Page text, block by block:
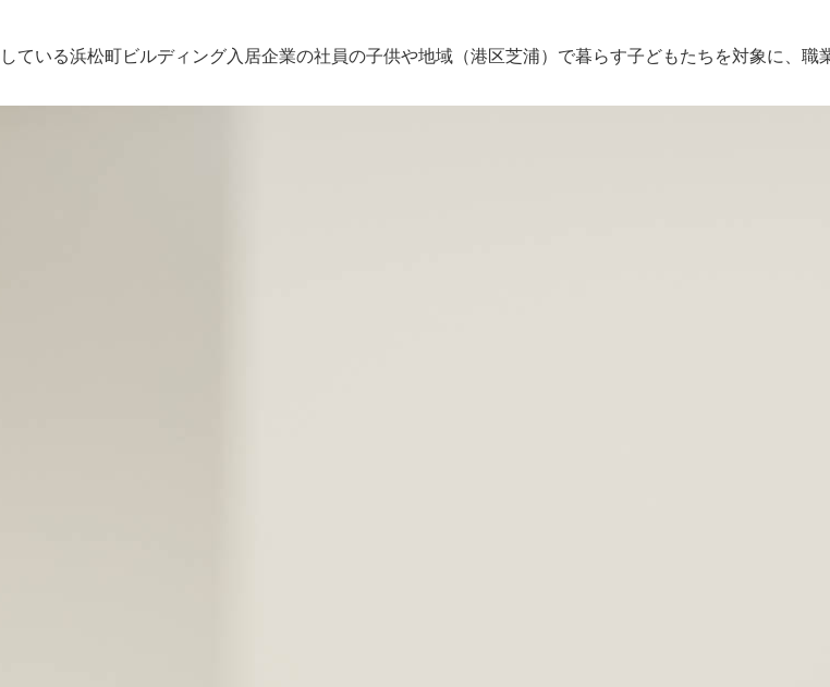
浜松町ビルディング入居企業の社員の子供や地域（港区芝浦）で暮らす子どもたちを対